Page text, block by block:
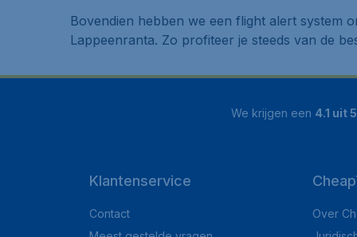
Bovendien hebben we een flight alert system
Lappeenranta. Zo profiteer je steeds van de
We krijgen een 4.1 uit 5
Klantenservice
Contact
Over